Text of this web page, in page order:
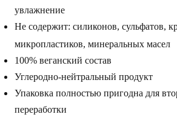
увлажнение
Не содержит: силиконов, сульфатов,
микропластиков, минеральных масел
100% веганский состав
Углеродно-нейтральный продукт
Упаковка полностью пригодна для
переработки